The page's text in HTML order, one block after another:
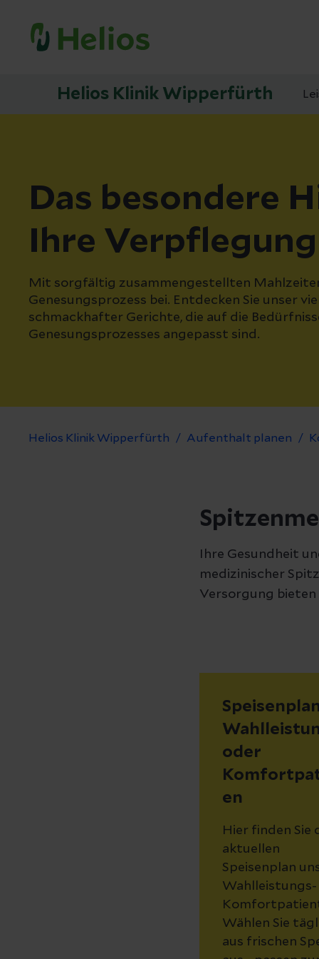
Helios Klinik Wipperfürth
Das besondere
Ihre Verpflegung
Mit sorgfältig zusammengestellten
Genesungsprozess bei. Entdecken Sie unser
schmackhafter Gerichte, die auf die
Genesungsprozesses angepasst sind.
Helios Klinik Wipperfürth Aufenthalt planen
Ihre Gesundheit
medizinischer
Versorgung
oder
en
Hier finden Sie
aktuellen
Speisenplan
Wahlleistungs-
Wählen Sie
aus frischen